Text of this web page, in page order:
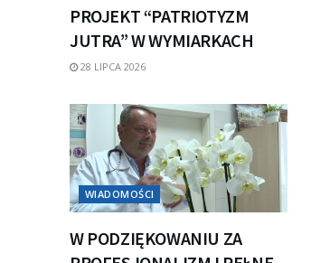
PROJEKT “PATRIOTYZM
JUTRA” W WYMIARKACH
28 LIPCA 2026
WIADOMOŚCI
W PODZIĘKOWANIU ZA